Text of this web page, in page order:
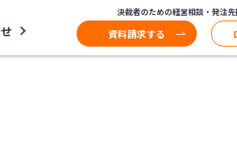
決裁者のための経営相談・発注先
資料請求する